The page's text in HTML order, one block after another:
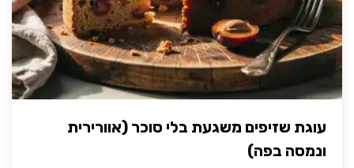
עוגת שזיפים משגעת בלי סוכר (אוורירית
ונמסה בפה)